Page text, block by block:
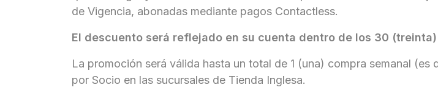
de Vigencia, abonadas mediante pagos Contactless.
El descuento será reflejado en su cuenta dentro de los 30
La promoción será válida hasta un total de 1 (una) compra semanal
por Socio en las sucursales de Tienda Inglesa.